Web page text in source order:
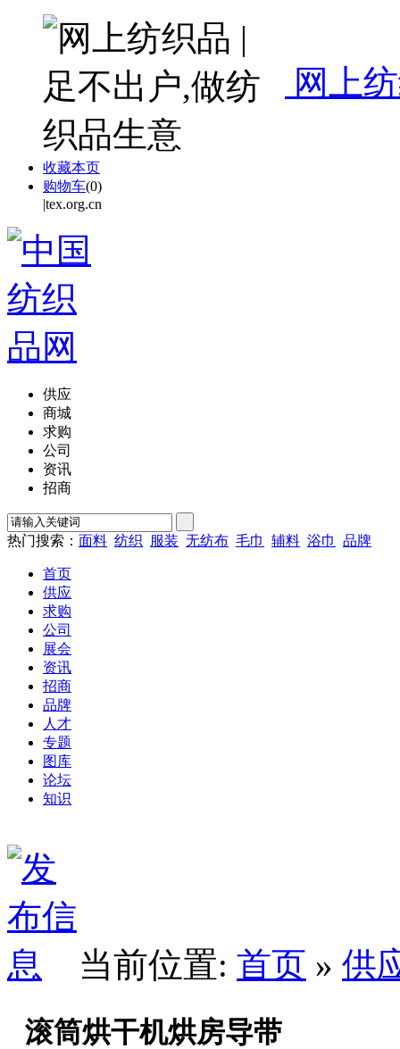
网上
收藏本页
购物车(0)
|tex.org.cn
供应
商城
求购
公司
资讯
招商
热门搜索： 面料 纺织 服装 无纺布 毛巾 辅料 浴巾 品牌
首页
供应
求购
公司
展会
资讯
招商
品牌
人才
专题
图库
论坛
知识
当前位置: 首页 » 供
滚筒烘干机烘房导带